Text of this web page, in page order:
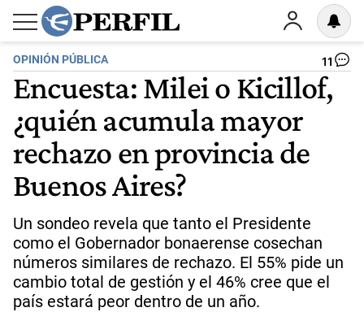
OPINIÓN PÚBLICA 11
Encuesta: Milei o Kicillof,
¿quién acumula mayor
rechazo en provincia de
Buenos Aires?
Un sondeo revela que tanto el Presidente
como el Gobernador bonaerense cosechan
números similares de rechazo. El 55% pide un
cambio total de gestión y el 46% cree que el
país estará peor dentro de un año.